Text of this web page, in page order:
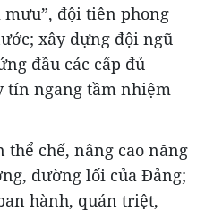
đội tiên phong
xây dựng đội ngũ
đầu các cấp đủ
tín ngang tầm nhiệm
chế, nâng cao năng
đường lối của Đảng;
hành, quán triệt,